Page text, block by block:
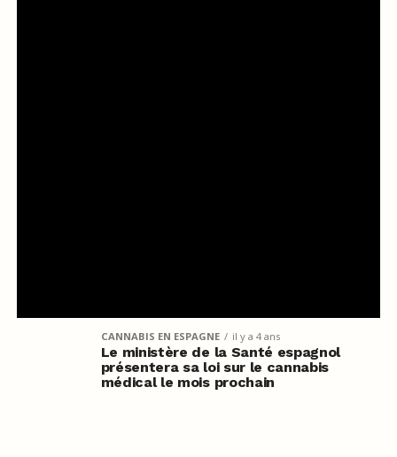
CANNABIS EN ESPAGNE il y a 4 ans
Le ministère de la Santé espagnol
présentera sa loi sur le cannabis
médical le mois prochain